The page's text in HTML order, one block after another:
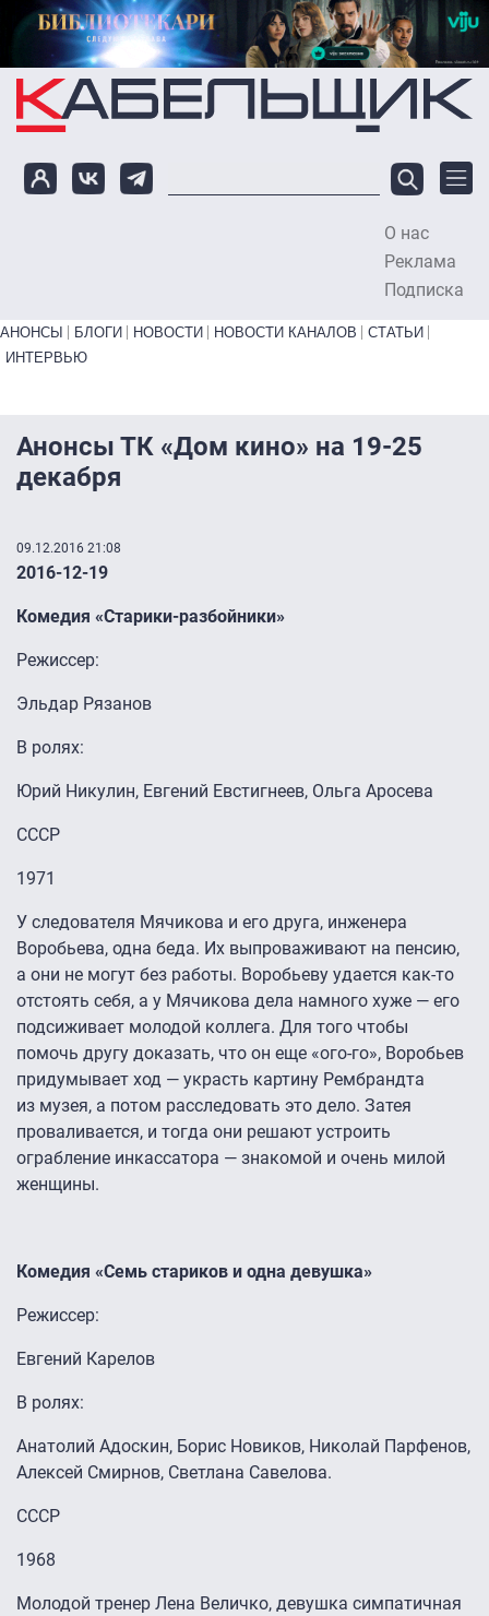
Перейти к основному содержанию
О нас
Реклама
Подписка
Primary links bottom
АНОНСЫ БЛОГИ НОВОСТИ НОВОСТИ КАНАЛОВ
СТАТЬИ
ИНТЕРВЬЮ
Анонсы ТК «Дом кино» на 19-25
декабря
09.12.2016 21:08
2016-12-19
Комедия «Старики-разбойники»
Режиссер:
Эльдар Рязанов
В ролях:
Юрий Никулин, Евгений Евстигнеев, Ольга Аросева
СССР
1971
У следователя Мячикова и его друга, инженера
Воробьева, одна беда. Их выпроваживают на пенсию,
а они не могут без работы. Воробьеву удается как-то
отстоять себя, а у Мячикова дела намного хуже — его
подсиживает молодой коллега. Для того чтобы
помочь другу доказать, что он еще «ого-го», Воробьев
придумывает ход — украсть картину Рембрандта
из музея, а потом расследовать это дело. Затея
проваливается, и тогда они решают устроить
ограбление инкассатора — знакомой и очень милой
женщины.
Комедия «Семь стариков и одна девушка»
Режиссер:
Евгений Карелов
В ролях:
Анатолий Адоскин, Борис Новиков, Николай Парфенов,
Алексей Смирнов, Светлана Савелова.
СССР
1968
Молодой тренер Лена Величко, девушка симпатичная